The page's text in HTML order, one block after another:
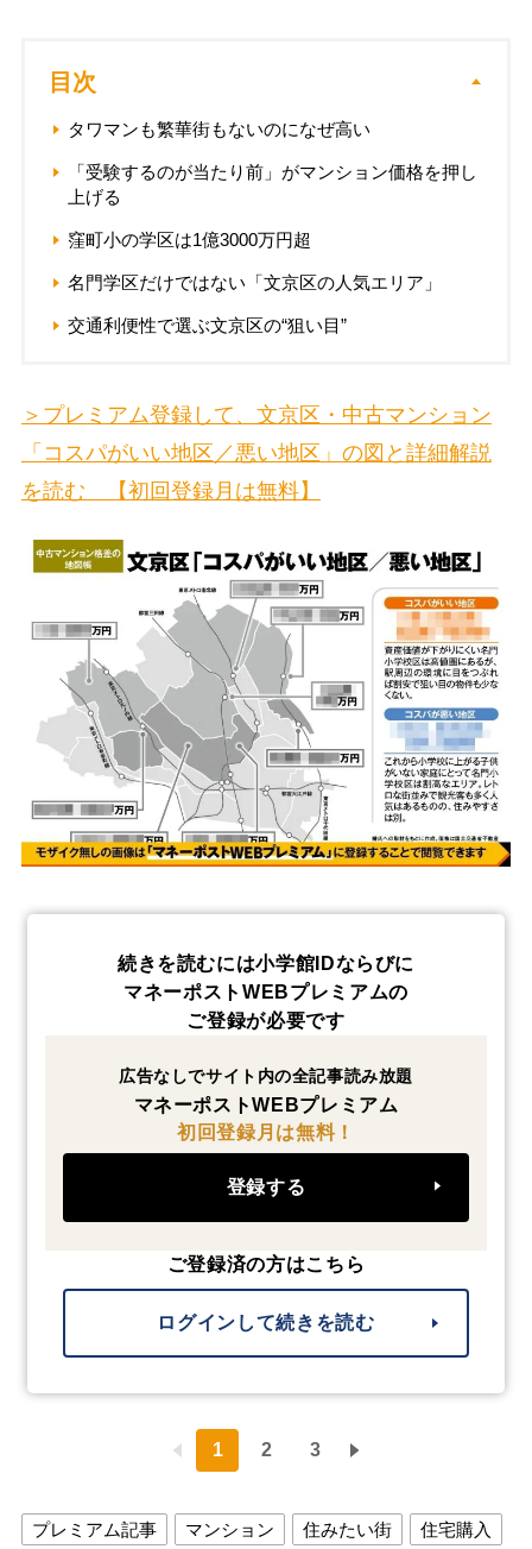
目次
タワマンも繁華街もないのになぜ高い
「受験するのが当たり前」がマンション価格を押し
上げる
窪町小の学区は1億3000万円超
名門学区だけではない「文京区の人気エリア」
交通利便性で選ぶ文京区の“狙い目”
＞プレミアム登録して、文京区・中古マンション
「コスパがいい地区／悪い地区」の図と詳細解説
を読む 【初回登録月は無料】
続きを読むには小学館IDならびに
マネーポストWEBプレミアムの
ご登録が必要です
広告なしでサイト内の全記事読み放題
マネーポストWEBプレミアム
初回登録月は無料！
登録する
ご登録済の方はこちら
ログインして続きを読む
1 2 3
プレミアム記事 マンション 住みたい街
住宅購入